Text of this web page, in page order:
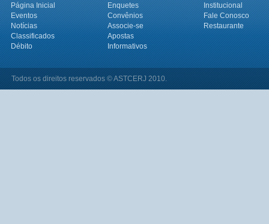
Página Inicial Enquetes
Institucional
Eventos
Convênios
Fale Conosco
Notícias
Associe-se
Restaurante
Classificados
Apostas
Débito
Informativos
Todos os direitos reservados © ASTCERJ 2010.